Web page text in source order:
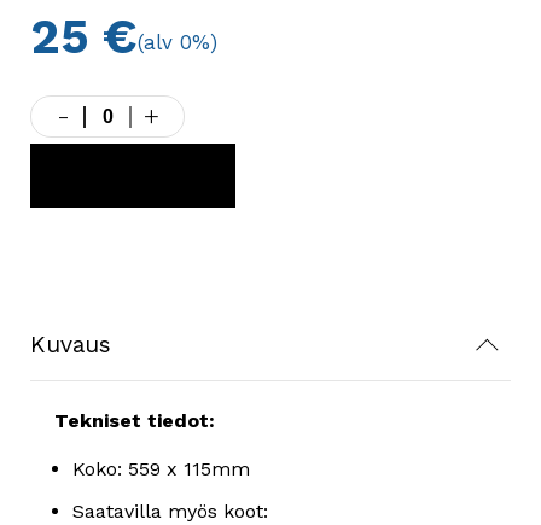
25 €(alv 0%)
-
Teräväkärkinen
käsiliippi
määrä
+
Kuvaus
Tekniset tiedot:
Koko: 559 x 115mm
Saatavilla myös koot: